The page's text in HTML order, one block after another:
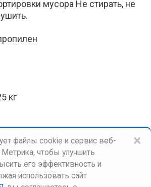
мусора Не стирать, не
кг
×
файлы cookie и сервис веб-
Метрика, чтобы улучшить
его эффективность и
использовать сайт